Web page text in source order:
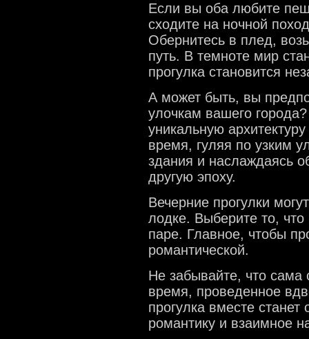
Если вы оба любите
сходите на ночной
Обернитесь в плед,
путь. В темноте мир
прогулка становится
А может быть, вы
улочкам вашего
уникальную
время, гуляя по узким
здания и наслаждаясь
другую эпоху.
Вечерние прогулки
лодке. Выберите то,
паре. Главное, чтобы
романтической.
Не забывайте, что сама
время, проведенное
прогулка вместе
романтику и взаимное